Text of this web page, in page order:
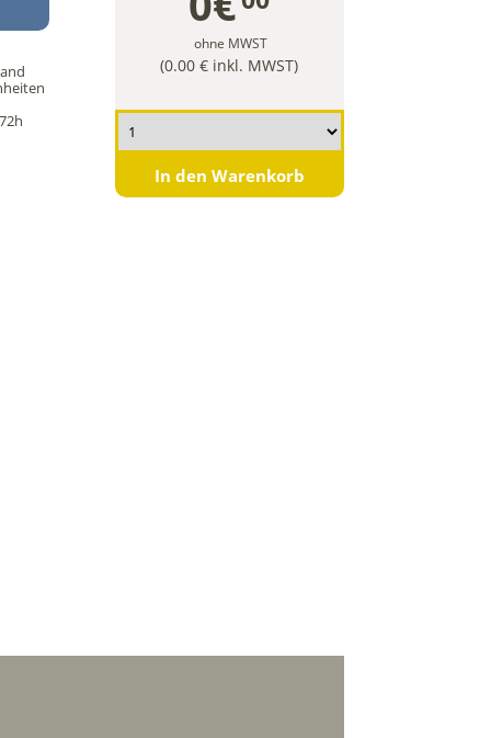
ohne MWST
(0.00 € inkl. MWST)
In den Warenkorb